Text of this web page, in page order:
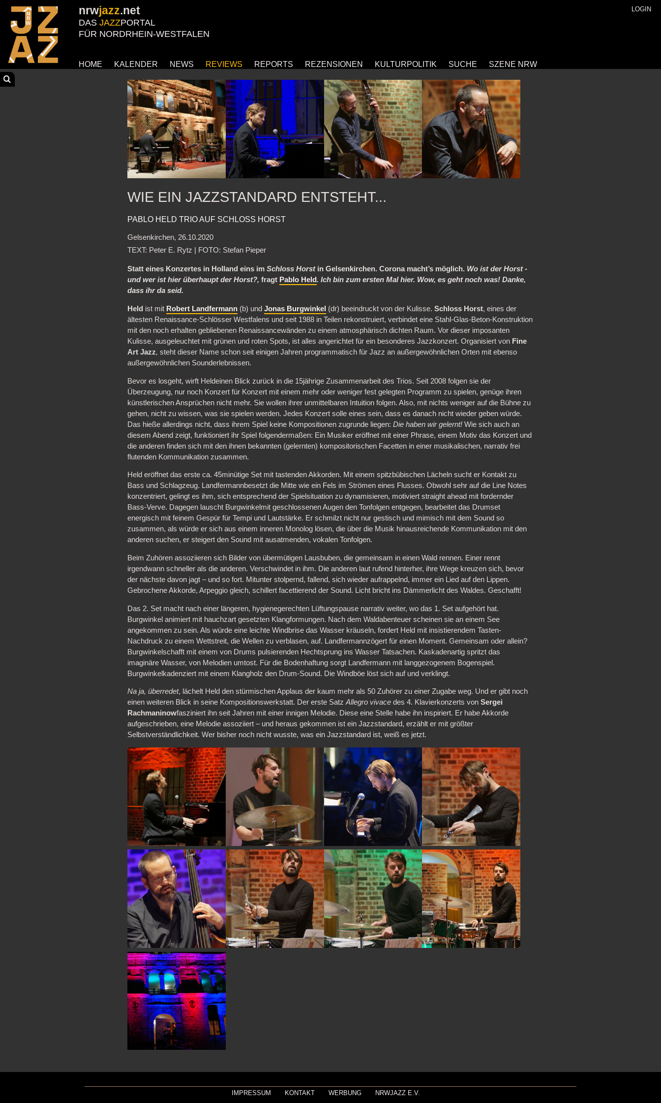
nrwjazz.net
DAS JAZZPORTAL
FÜR NORDRHEIN-WESTFALEN
LOGIN
HOME KALENDER NEWS REVIEWS REPORTS REZENSIONEN KULTURPOLITIK SUCHE SZENE NRW
WIE EIN JAZZSTANDARD ENTSTEHT...
PABLO HELD TRIO AUF SCHLOSS HORST
Gelsenkirchen, 26.10.2020
TEXT: Peter E. Rytz | FOTO: Stefan Pieper
Statt eines Konzertes in Holland eins imSchloss Horstin Gelsenkirchen. Corona macht’s möglich. Wo ist der Horst -
und wer ist hier überhaupt der Horst?,fragt Pablo Held. Ich bin zum ersten Mal hier. Wow, es geht noch was! Danke,
dass ihr da seid.
Held ist mit Robert Landfermann (b) undJonas Burgwinkel (dr) beeindruckt von der Kulisse.Schloss Horst, eines der
ältesten Renaissance-Schlösser Westfalens und seit 1988 in Teilen rekonstruiert, verbindet eine Stahl-Glas-Beton-Konstruktion
mit den noch erhalten gebliebenen Renaissancewänden zu einem atmosphärisch dichten Raum. Vor dieser imposanten
Kulisse, ausgeleuchtet mit grünen und roten Spots, ist alles angerichtet für ein besonderes Jazzkonzert. Organisiert von Fine
Art Jazz,steht dieser Name schon seit einigen Jahren programmatisch für Jazz an außergewöhnlichen Orten mit ebenso
außergewöhnlichen Sounderlebnissen.
Bevor es losgeht, wirft Heldeinen Blick zurück in die 15jährige Zusammenarbeit des Trios. Seit 2008 folgen sie der
Überzeugung, nur noch Konzert für Konzert mit einem mehr oder weniger fest gelegten Programm zu spielen, genüge ihren
künstlerischen Ansprüchen nicht mehr. Sie wollen ihrer unmittelbaren Intuition folgen. Also, mit nichts weniger auf die Bühne zu
gehen, nicht zu wissen, was sie spielen werden. Jedes Konzert solle eines sein, dass es danach nicht wieder geben würde.
Das hieße allerdings nicht, dass ihrem Spiel keine Kompositionen zugrunde liegen:Die haben wir gelernt! Wie sich auch an
diesem Abend zeigt, funktioniert ihr Spiel folgendermaßen: Ein Musiker eröffnet mit einer Phrase, einem Motiv das Konzert und
die anderen finden sich mit den ihnen bekannten (gelernten) kompositorischen Facetten in einer musikalischen, narrativ frei
flutenden Kommunikation zusammen.
Held eröffnet das erste ca. 45minütige Set mit tastenden Akkorden. Mit einem spitzbübischen Lächeln sucht er Kontakt zu
Bass und Schlagzeug. Landfermannbesetzt die Mitte wie ein Fels im Strömen eines Flusses. Obwohl sehr auf die Line Notes
konzentriert, gelingt es ihm, sich entsprechend der Spielsituation zu dynamisieren, motiviert straight ahead mit fordernder
Bass-Verve. Dagegen lauscht Burgwinkelmit geschlossenen Augen den Tonfolgen entgegen, bearbeitet das Drumset
energisch mit feinem Gespür für Tempi und Lautstärke. Er schmilzt nicht nur gestisch und mimisch mit dem Sound so
zusammen, als würde er sich aus einem inneren Monolog lösen, die über die Musik hinausreichende Kommunikation mit den
anderen suchen, er steigert den Sound mit ausatmenden, vokalen Tonfolgen.
Beim Zuhören assoziieren sich Bilder von übermütigen Lausbuben, die gemeinsam in einen Wald rennen. Einer rennt
irgendwann schneller als die anderen. Verschwindet in ihm. Die anderen laut rufend hinterher, ihre Wege kreuzen sich, bevor
der nächste davon jagt – und so fort. Mitunter stolpernd, fallend, sich wieder aufrappelnd, immer ein Lied auf den Lippen.
Gebrochene Akkorde, Arpeggio gleich, schillert facettierend der Sound. Licht bricht ins Dämmerlicht des Waldes. Geschafft!
Das 2. Set macht nach einer längeren, hygienegerechten Lüftungspause narrativ weiter, wo das 1. Set aufgehört hat.
Burgwinkel animiert mit hauchzart gesetzten Klangformungen. Nach dem Waldabenteuer scheinen sie an einem See
angekommen zu sein. Als würde eine leichte Windbrise das Wasser kräuseln, fordert Held mit insistierendem Tasten-
Nachdruck zu einem Wettstreit, die Wellen zu verblasen, auf. Landfermannzögert für einen Moment. Gemeinsam oder allein?
Burgwinkelschafft mit einem von Drums pulsierenden Hechtsprung ins Wasser Tatsachen. Kaskadenartig spritzt das
imaginäre Wasser, von Melodien umtost. Für die Bodenhaftung sorgt Landfermann mit langgezogenem Bogenspiel.
Burgwinkelkadenziert mit einem Klangholz den Drum-Sound. Die Windböe löst sich auf und verklingt.
Na ja, überredet, lächelt Held den stürmischen Applaus der kaum mehr als 50 Zuhörer zu einer Zugabe weg. Und er gibt noch
einen weiteren Blick in seine Kompositionswerkstatt. Der erste SatzAllegro vivace des 4. Klavierkonzerts vonSergei
Rachmaninowfasziniert ihn seit Jahren mit einer innigen Melodie. Diese eine Stelle habe ihn inspiriert. Er habe Akkorde
aufgeschrieben, eine Melodie assoziiert – und heraus gekommen ist ein Jazzstandard, erzählt er mit größter
Selbstverständlichkeit. Wer bisher noch nicht wusste, was ein Jazzstandard ist, weiß es jetzt.
IMPRESSUM KONTAKT WERBUNG NRWJAZZ E.V.